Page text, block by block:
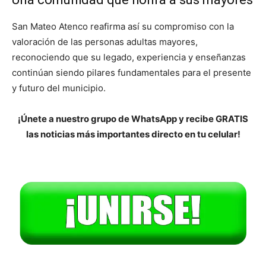
San Mateo Atenco reafirma así su compromiso con la
valoración de las personas adultas mayores,
reconociendo que su legado, experiencia y enseñanzas
continúan siendo pilares fundamentales para el presente
y futuro del municipio.
¡Únete a nuestro grupo de WhatsApp y recibe GRATIS
las noticias más importantes directo en tu celular!